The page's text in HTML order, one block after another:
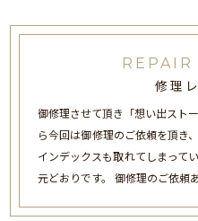
REPAIR
修理
御修理させて頂き「想い出スト
ら今回は御修理のご依頼を頂き
インデックスも取れてしまって
元どおりです。 御修理のご依頼